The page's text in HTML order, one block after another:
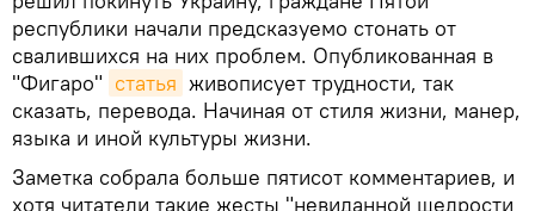
республики начали предсказуемо стонать от
свалившихся на них проблем. Опубликованная в
"Фигаро" статья живописует трудности, так
сказать, перевода. Начиная от стиля жизни, манер,
языка и иной культуры жизни.
Заметка собрала больше пятисот комментариев, и
хотя читатели такие жесты "невиданной щедрости